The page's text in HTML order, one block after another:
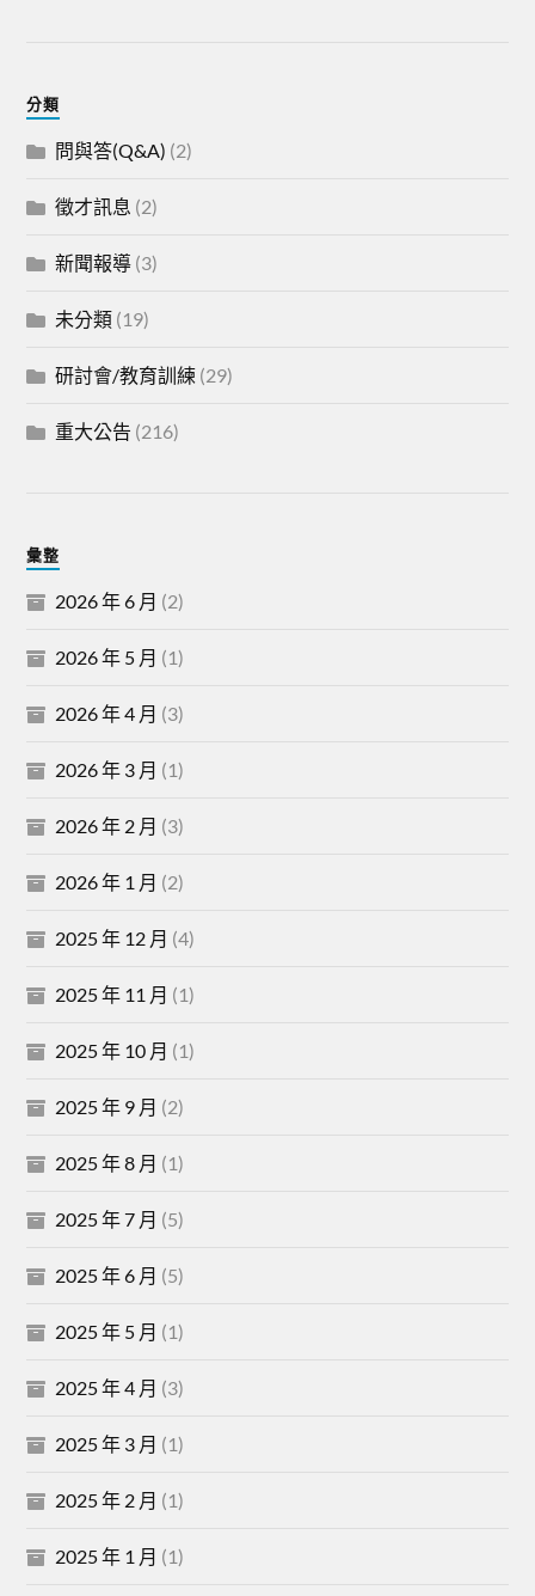
分類
問與答(Q&A) (2)
徵才訊息 (2)
新聞報導 (3)
未分類 (19)
研討會/教育訓練 (29)
重大公告 (216)
彙整
2026 年 6 月 (2)
2026 年 5 月 (1)
2026 年 4 月 (3)
2026 年 3 月 (1)
2026 年 2 月 (3)
2026 年 1 月 (2)
2025 年 12 月 (4)
2025 年 11 月 (1)
2025 年 10 月 (1)
2025 年 9 月 (2)
2025 年 8 月 (1)
2025 年 7 月 (5)
2025 年 6 月 (5)
2025 年 5 月 (1)
2025 年 4 月 (3)
2025 年 3 月 (1)
2025 年 2 月 (1)
2025 年 1 月 (1)